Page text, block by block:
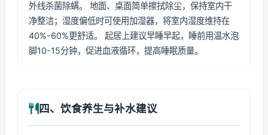
外线杀菌除螨。 地面、桌面简单擦拭除尘，保持室内干
净整洁；湿度偏低时可使用加湿器，将室内湿度维持在
40%-60%更舒适。 起居上建议早睡早起，睡前用温水泡
脚10-15分钟，促进血液循环，提高睡眠质量。
四、饮食养生与补水建议